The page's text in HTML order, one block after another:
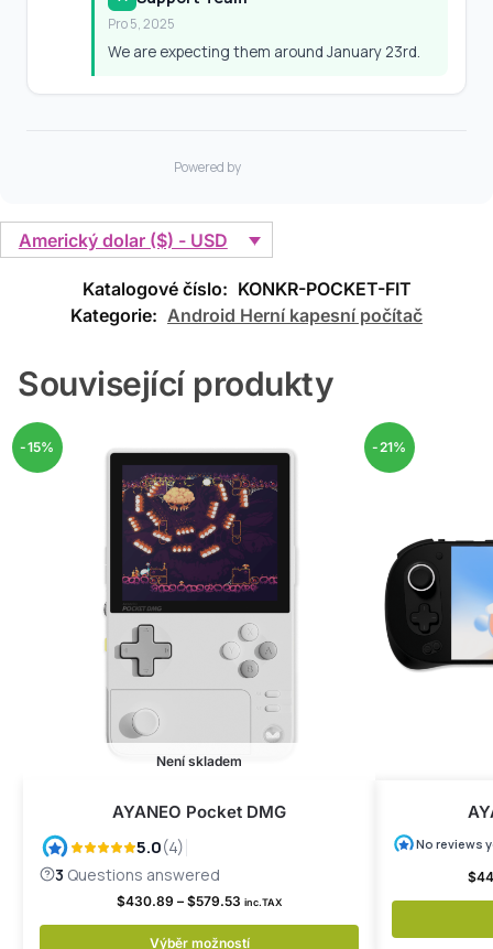
Americký dolar ($) - USD
Katalogové číslo: KONKR-POCKET-FIT
Kategorie: Android Herní kapesní počítač
Související produkty
-15%
Není skladem
AYANEO Pocket DMG
$430.89 – $579.53 inc.TAX
Výběr možností
-21%
$